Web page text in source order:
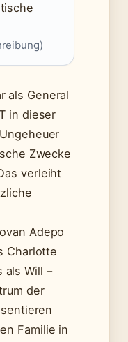
als General
in dieser
Zwecke
verleiht
Adepo
Charlotte
als Will –
der
Familie in